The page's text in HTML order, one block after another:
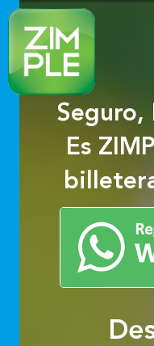
Seguro,
Es